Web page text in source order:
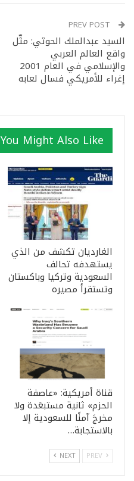
السيد عبدالملك الحوثي: مثّل
واقع العالم العربي
والإسلامي في العام 2001
إغراء للأمريكي فسال لعابه
You Might Also Like
الغارديان تكشف من الذي
يستهدفه تحالف
السعودية وتركيا وباكستان
وتستقرأ مصيره
قناة أمريكية: «عاصفة
الحزم» ثانية مستبعَدة ولا
مخرجَ آمنًا للسعودية إلا
بالاستجابة…
NEXT